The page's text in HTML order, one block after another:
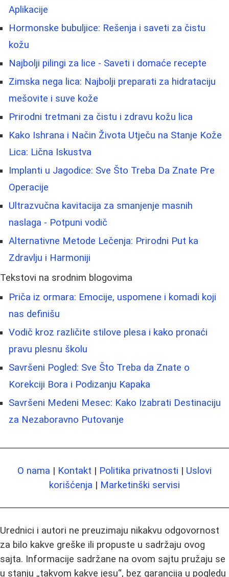
Aplikacije
Hormonske bubuljice: Rešenja i saveti za čistu
kožu
Najbolji pilingi za lice - Saveti i domaće recepte
Zimska nega lica: Najbolji preparati za hidrataciju
mešovite i suve kože
Prirodni tretmani za čistu i zdravu kožu lica
Kako Ishrana i Način Života Utječu na Stanje Kože
Lica: Lična Iskustva
Implanti u Jagodice: Sve Što Treba Da Znate Pre
Operacije
Ultrazvučna kavitacija za smanjenje masnih
naslaga - Potpuni vodič
Alternativne Metode Lečenja: Prirodni Put ka
Zdravlju i Harmoniji
Tekstovi na srodnim blogovima
Priča iz ormara: Emocije, uspomene i komadi koji
nas definišu
Vodič kroz različite stilove plesa i kako pronaći
pravu plesnu školu
Savršeni Pogled: Sve Što Treba da Znate o
Korekciji Bora i Podizanju Kapaka
Savršeni Medeni Mesec: Kako Izabrati Destinaciju
za Nezaboravno Putovanje
O nama | Kontakt | Politika privatnosti | Uslovi
korišćenja | Marketinški servisi
Urednici i autori ne preuzimaju nikakvu odgovornost
za bilo kakve greške ili propuste u sadržaju ovog
sajta. Informacije sadržane na ovom sajtu pružaju se
u stanju „takvom kakve jesu“, bez garancija u pogledu